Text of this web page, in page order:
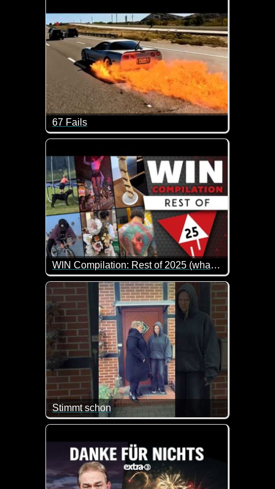
67 Fails
Lehn dich zurück und sei froh, dass dir diese
WIN Compilation: Rest of 2025 (what we missed...)
Da nur relativ neue Clips in den regulären
Stimmt schon
Da lässt man den Teenager doch lieber daheim,